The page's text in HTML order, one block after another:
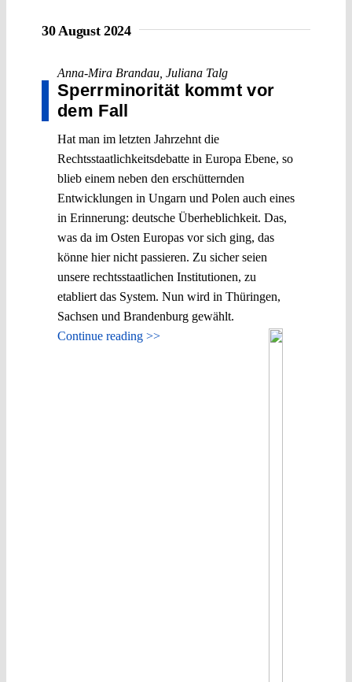
30 August 2024
Anna-Mira Brandau Juliana Talg
Sperrminorität kommt vor
dem Fall
Hat man im letzten Jahrzehnt die
Rechtsstaatlichkeitsdebatte in Europa Ebene, so
blieb einem neben den erschütternden
Entwicklungen in Ungarn und Polen auch eines
in Erinnerung: deutsche Überheblichkeit. Das,
was da im Osten Europas vor sich ging, das
könne hier nicht passieren. Zu sicher seien
unsere rechtsstaatlichen Institutionen, zu
etabliert das System. Nun wird in Thüringen,
Sachsen und Brandenburg gewählt.
Continue reading >>